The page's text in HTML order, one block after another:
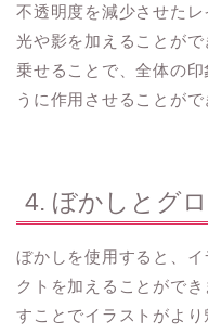
不透明度を減少させた
光や影を加えることが
乗せることで、全体の
うに作用させることがで
4. ぼかしとグ
ぼかしを使用すると、
クトを加えることがで
すことでイラストがよ